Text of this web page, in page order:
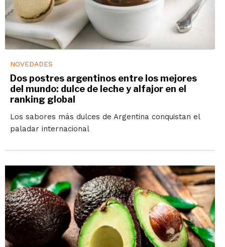
NOVEDADES
Dos postres argentinos entre los mejores
del mundo: dulce de leche y alfajor en el
ranking global
Los sabores más dulces de Argentina conquistan el
paladar internacional